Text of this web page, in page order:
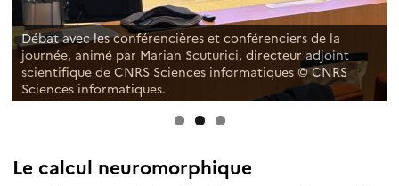
Débat avec les conférencières et conférenciers de la
journée, animé par Marian Scuturici, directeur adjoint
scientifique de CNRS Sciences informatiques © CNRS
Sciences informatiques.
Le calcul neuromorphique